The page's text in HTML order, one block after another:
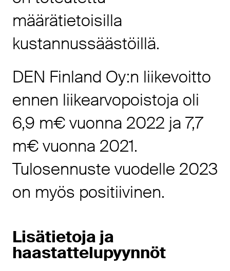
määrätietoisilla
kustannussäästöillä.
DEN Finland Oy:n liikevoitto
ennen liikearvopoistoja oli
6,9 m€ vuonna 2022 ja 7,7
m€ vuonna 2021.
Tulosennuste vuodelle 2023
on myös positiivinen.
Lisätietoja ja
haastattelupyynnöt